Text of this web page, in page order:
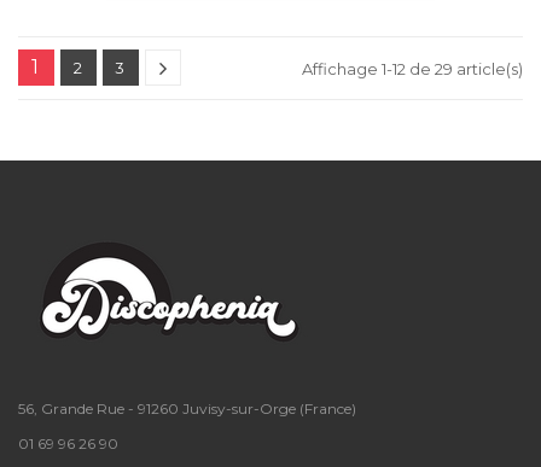
1 2 3 Affichage 1-12 de 29 article(s)
56, Grande Rue - 91260 Juvisy-sur-Orge (France)
01 69 96 26 90